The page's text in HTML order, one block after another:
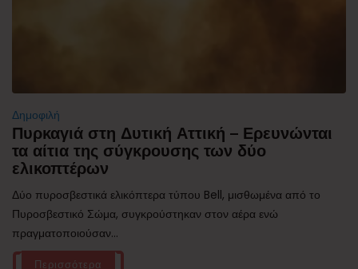
Δημοφιλή
Πυρκαγιά στη Δυτική Αττική – Ερευνώνται
τα αίτια της σύγκρουσης των δύο
ελικοπτέρων
Δύο πυροσβεστικά ελικόπτερα τύπου Bell, μισθωμένα από το
Πυροσβεστικό Σώμα, συγκρούστηκαν στον αέρα ενώ
πραγματοποιούσαν...
Περισσότερα